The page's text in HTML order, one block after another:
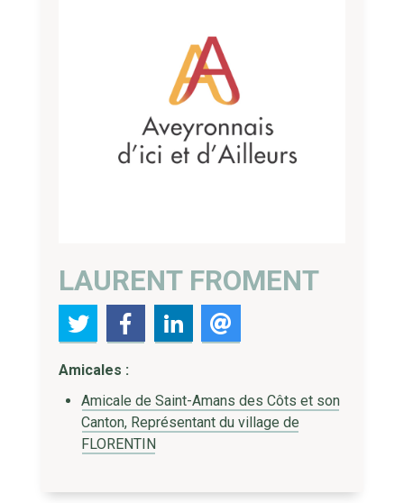
LAURENT FROMENT
Amicales :
Amicale de Saint-Amans des Côts et son
Canton, Représentant du village de
FLORENTIN